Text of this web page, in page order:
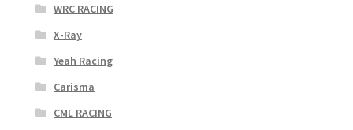
WRC RACING
X-Ray
Yeah Racing
Carisma
CML RACING